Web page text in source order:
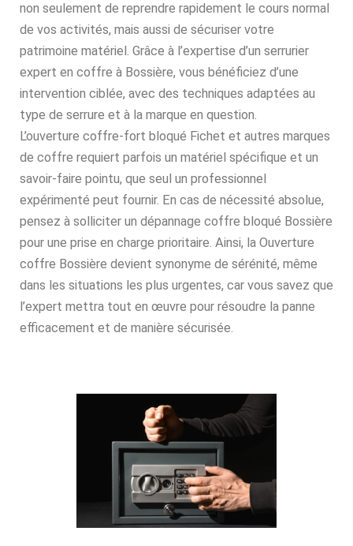
non seulement de reprendre rapidement le cours normal
de vos activités, mais aussi de sécuriser votre
patrimoine matériel. Grâce à l’expertise d’un serrurier
expert en coffre à Bossière, vous bénéficiez d’une
intervention ciblée, avec des techniques adaptées au
type de serrure et à la marque en question.
L’ouverture coffre-fort bloqué Fichet et autres marques
de coffre requiert parfois un matériel spécifique et un
savoir-faire pointu, que seul un professionnel
expérimenté peut fournir. En cas de nécessité absolue,
pensez à solliciter un dépannage coffre bloqué Bossière
pour une prise en charge prioritaire. Ainsi, la Ouverture
coffre Bossière devient synonyme de sérénité, même
dans les situations les plus urgentes, car vous savez que
l’expert mettra tout en œuvre pour résoudre la panne
efficacement et de manière sécurisée.